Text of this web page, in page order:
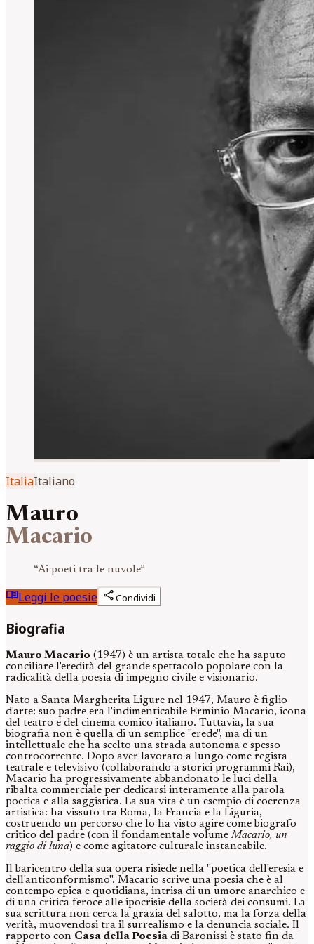
ItaliaItaliano
Mauro
Macario
“Ai poeti tra le nuvole”
menu_bookLeggi le poesie shareCondividi
Biografia
Mauro Macario (1947) è un artista totale che ha saputo
conciliare l'eredità del grande spettacolo popolare con la
radicalità della poesia di impegno civile e visionario.
Nato a Santa Margherita Ligure nel 1947, Mauro è figlio
d'arte: suo padre era l'indimenticabile Erminio Macario, icona
del teatro e del cinema comico italiano. Tuttavia, la sua
biografia non è quella di un semplice "erede", ma di un
intellettuale che ha scelto una strada autonoma e spesso
controcorrente. Dopo aver lavorato a lungo come regista
teatrale e televisivo (collaborando a storici programmi Rai),
Macario ha progressivamente abbandonato le luci della
ribalta commerciale per dedicarsi interamente alla parola
poetica e alla saggistica. La sua vita è un esempio di coerenza
artistica: ha vissuto tra Roma, la Francia e la Liguria,
costruendo un percorso che lo ha visto agire come biografo
critico del padre (con il fondamentale volumeMacario, un
raggio di luna) e come agitatore culturale instancabile.
Il baricentro della sua opera risiede nella "poetica dell'eresia e
dell'anticonformismo". Macario scrive una poesia che è al
contempo epica e quotidiana, intrisa di un umore anarchico e
di una critica feroce alle ipocrisie della società dei consumi. La
sua scrittura non cerca la grazia del salotto, ma la forza della
verità, muovendosi tra il surrealismo e la denuncia sociale. Il
rapporto con Casa della Poesia di Baronissi è stato fin da